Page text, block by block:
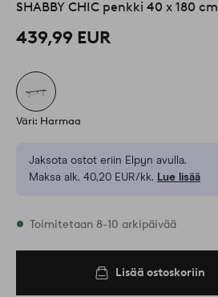
SHABBY CHIC penkki 40 x 180 cm
439,99 EUR
Väri: Harmaa
Jaksota ostot eriin Elpyn avulla.
Maksa alk. 40,20 EUR/kk. Lue lisää
Varastossa
Toimitetaan 8-10 arkipäivää
Lisää ostoskoriin